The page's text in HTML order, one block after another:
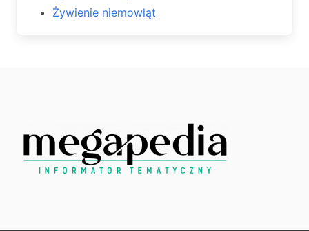
Żywienie niemowląt